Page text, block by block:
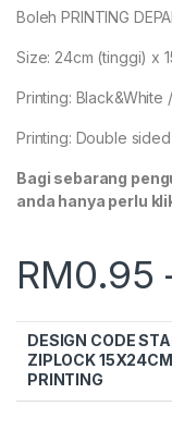
Boleh PRINTING
Size: 24cm (tinggi) x
Printing: Black&White
Printing: Double
Bagi sebarang
anda hanya perlu
RM0.95
DESIGN CODE
ZIPLOCK
PRINTING